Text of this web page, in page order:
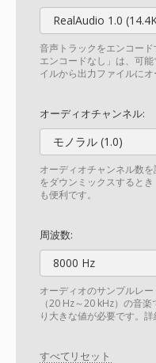
RealAudio 1.0
音声トラックをエンコー
エンコードなし」は、可
イルから出力ファイルに
オーディオチャンネル:
モノラル (1.0)
オーディオチャンネル数
をダウンミックスすると
も便利です。
周波数:
8000 Hz
オーディオのサンプルレ
（20 Hz～20 kHz）の音
り大きな値が必要です。詳
すべてリセット